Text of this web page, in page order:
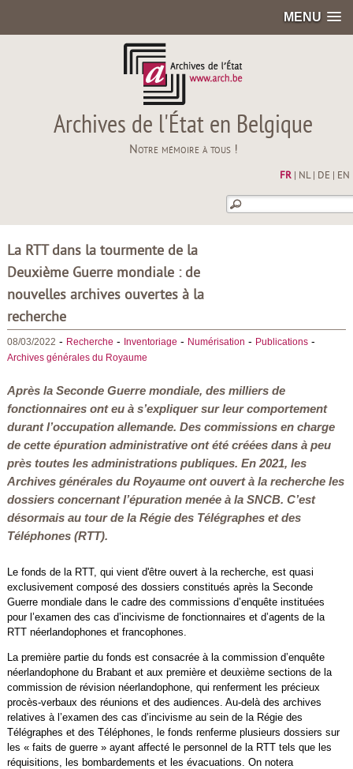
MENU
Archives de l'État en Belgique
Notre mémoire à tous !
FR| NL| DE EN
La RTT dans la tourmente de la
Deuxième Guerre mondiale : de
nouvelles archives ouvertes à la
recherche
08/03/2022 - Recherche - Inventoriage - Numérisation - Publications-
Archives générales du Royaume
Après la Seconde Guerre mondiale, des milliers de
fonctionnaires ont eu à s’expliquer sur leur comportement
durant l’occupation allemande. Des commissions en charge
de cette épuration administrative ont été créées dans à peu
près toutes les administrations publiques. En 2021, les
Archives générales du Royaume ont ouvert à la recherche les
dossiers concernant l’épuration menée à la SNCB. C’est
désormais au tour de la Régie des Télégraphes et des
Téléphones (RTT).
Le fonds de la RTT, qui vient d'être ouvert à la recherche, est quasi
exclusivement composé des dossiers constitués après la Seconde
Guerre mondiale dans le cadre des commissions d’enquête instituées
pour l’examen des cas d’incivisme de fonctionnaires et d’agents de la
RTT néerlandophones et francophones.
La première partie du fonds est consacrée à la commission d’enquête
néerlandophone du Brabant et aux première et deuxième sections de la
commission de révision néerlandophone, qui renferment les précieux
procès-verbaux des réunions et des audiences. Au-delà des archives
relatives à l’examen des cas d’incivisme au sein de la Régie des
Télégraphes et des Téléphones, le fonds renferme plusieurs dossiers sur
les « faits de guerre » ayant affecté le personnel de la RTT tels que les
réquisitions, les bombardements et les évacuations. On notera